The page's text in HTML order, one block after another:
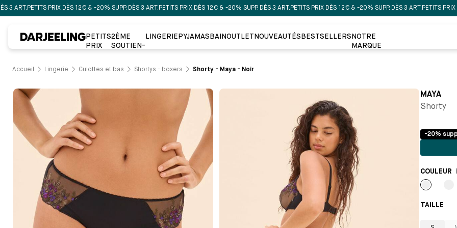
PETITS PRIX DÈS 12€ & -20% SUPP. DÈS 3 ART.PETITS PRIX DÈS 12€ & -20% SUPP. DÈS 3 ART.PETITS PRIX DÈS 12€ & -20% SUPP. DÈS 3 ART.PETITS PRIX DÈS
PETITS
PRIX
2ÈME
SOUTIEN-
LINGERIE PYJAMAS BAINOUTLET NOUVEAUTÉS BESTSELLERS NOTRE
MARQUE
Accueil Lingerie Culottes et bas Shortys - boxers Shorty - Maya - Noir
MAYA
Shorty
-20%
COULEUR
Noir
TAILLE